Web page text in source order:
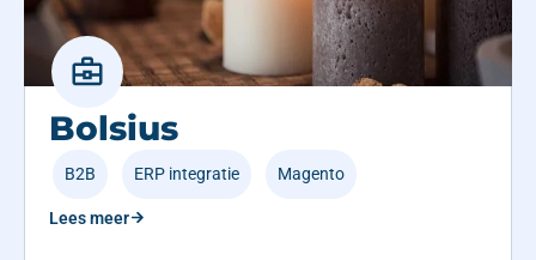
Bolsius
B2B ERP integratie Magento
Lees meer